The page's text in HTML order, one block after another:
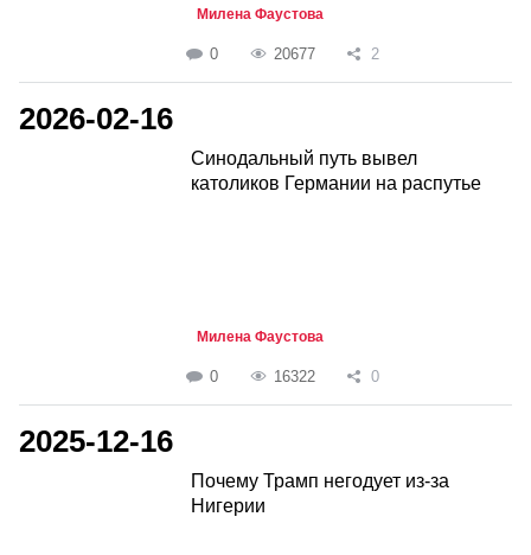
Милена Фаустова
0 20677 2
2026-02-16
Синодальный путь вывел
католиков Германии на распутье
Милена Фаустова
0 16322 0
2025-12-16
Почему Трамп негодует из-за
Нигерии